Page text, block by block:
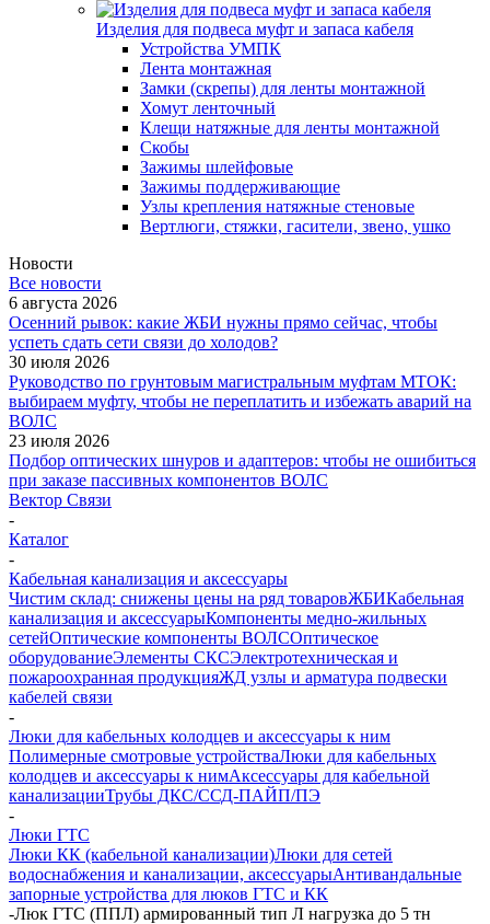
Изделия для подвеса муфт и запаса кабеля
Устройства УМПК
Лента монтажная
Замки (скрепы) для ленты монтажной
Хомут ленточный
Клещи натяжные для ленты монтажной
Скобы
Зажимы шлейфовые
Зажимы поддерживающие
Узлы крепления натяжные стеновые
Вертлюги, стяжки, гасители, звено, ушко
Новости
Все новости
6 августа 2026
Осенний рывок: какие ЖБИ нужны прямо сейчас, чтобы
успеть сдать сети связи до холодов?
30 июля 2026
Руководство по грунтовым магистральным муфтам МТОК:
выбираем муфту, чтобы не переплатить и избежать аварий на
ВОЛС
23 июля 2026
Подбор оптических шнуров и адаптеров: чтобы не ошибиться
при заказе пассивных компонентов ВОЛС
Вектор Связи
-
Каталог
-
Кабельная канализация и аксессуары
Чистим склад: снижены цены на ряд товаровЖБИКабельная
канализация и аксессуарыКомпоненты медно-жильных
сетейОптические компоненты ВОЛСОптическое
оборудованиеЭлементы СКСЭлектротехническая и
пожароохранная продукцияЖД узлы и арматура подвески
кабелей связи
-
Люки для кабельных колодцев и аксессуары к ним
Полимерные смотровые устройстваЛюки для кабельных
колодцев и аксессуары к нимАксессуары для кабельной
канализацииТрубы ДКС/ССД-ПАЙП/ПЭ
-
Люки ГТС
Люки КК (кабельной канализации)Люки для сетей
водоснабжения и канализации, аксессуарыАнтивандальные
запорные устройства для люков ГТС и КК
-Люк ГТС (ППЛ) армированный тип Л нагрузка до 5 тн